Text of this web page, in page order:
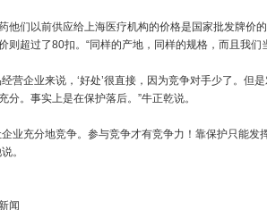
们以前供应给上海医疗机构的价格是国家批发牌价的
则超过了80扣。“同样的产地，同样的规格，而且我们
企业来说，‘好处’很直接，因为竞争对手少了。但是
分。事实上是在保护落后。”牛正乾说。
充分地竞争。参与竞争才有竞争力！靠保护只能发
。
闻